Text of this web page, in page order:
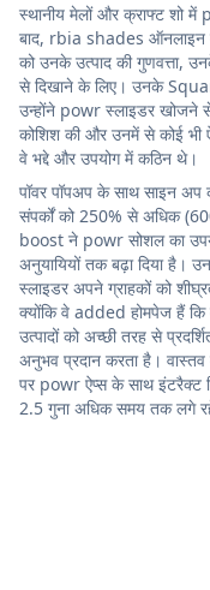
स्थानीय मेलों और क्राफ्ट शो
बाद, rbia shades ऑनलाइन
को उनके उत्पाद की गुणवत्ता,
से दिखाने के लिए। उनके
उन्होंने powr स्लाइडर
कोशिश की और उनमें से कोई भी
वे भद्दे और उपयोग में कठिन थे।
पॉवर पॉपअप के साथ साइन
संपर्कों को 250% से अधिक
boost ने powr सोशल का
अनुयायियों तक बढ़ा दिया
स्लाइडर अपने ग्राहकों को
क्योंकि वे added होमपेज हैं
उत्पादों को अच्छी तरह से
अनुभव प्रदान करता है।
पर powr ऐप्स के साथ इंटरैक्ट
2.5 गुना अधिक समय तक लगे